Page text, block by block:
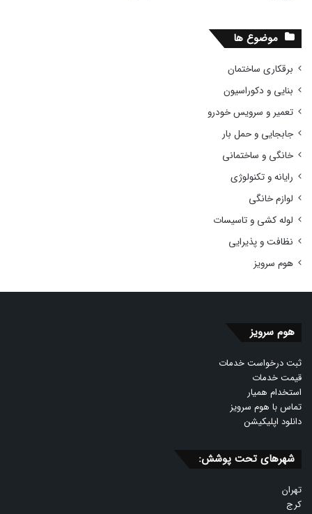
موضوع ها
برقکاری ساختمان
بنایی و دکوراسیون
تعمیر و سرویس خودرو
جابجایی و حمل بار
خانگی و ساختمانی
رایانه و تکنولوژی
لوازم خانگی
لوله کشی و تاسیسات
نظافت و پذیرایی
هوم سرویز
هوم سرویز
ثبت درخواست خدمات
قیمت خدمات
استخدام همیار
تماس با هوم سرویز
دانلود اپلیکیشن
شهرهای تحت پوشش:
تهران
کرج